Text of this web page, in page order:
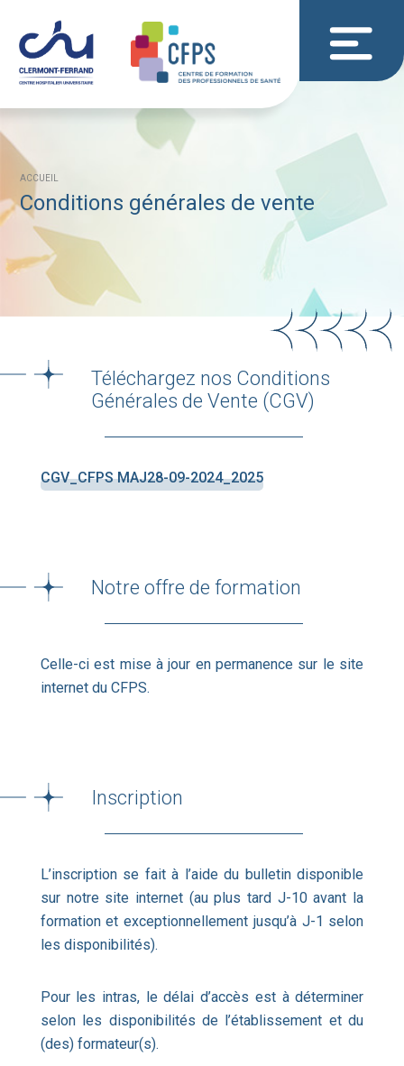
ACCUEIL
Conditions générales de vente
Téléchargez nos Conditions
Générales de Vente (CGV)
CGV_CFPS MAJ28-09-2024_2025
Notre offre de formation
Celle-ci est mise à jour en permanence sur le site
internet du CFPS.
Inscription
L’inscription se fait à l’aide du bulletin disponible
sur notre site internet (au plus tard J-10 avant la
formation et exceptionnellement jusqu’à J-1 selon
les disponibilités).
Pour les intras, le délai d’accès est à déterminer
selon les disponibilités de l’établissement et du
(des) formateur(s).